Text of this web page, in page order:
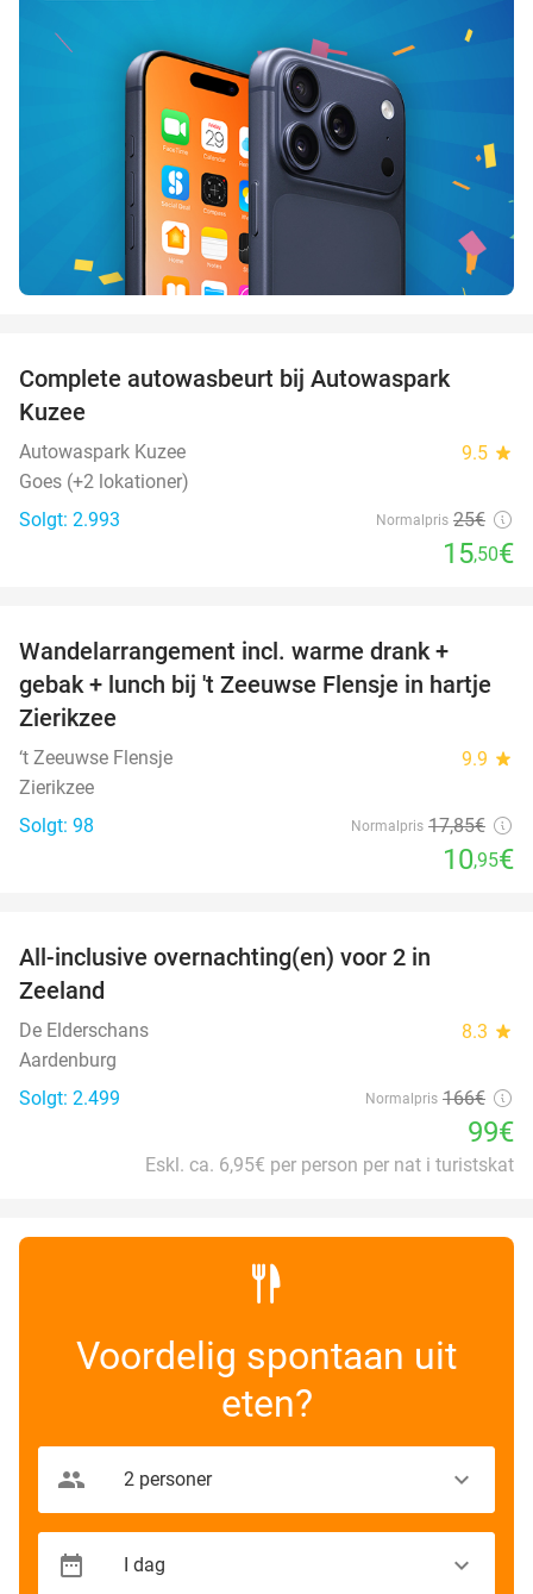
Complete autowasbeurt bij Autowaspark
Kuzee
Autowaspark Kuzee 9.5 star
Goes (+2 lokationer)
Solgt: 2.993
Normalpris 25€
15,50€
Wandelarrangement incl. warme drank +
gebak + lunch bij 't Zeeuwse Flensje in hartje
Zierikzee
‘t Zeeuwse Flensje 9.9 star
Zierikzee
Solgt: 98
Normalpris 17,85€
10,95€
All-inclusive overnachting(en) voor 2 in
Zeeland
De Elderschans 8.3 star
Aardenburg
Solgt: 2.499
Normalpris 166€
99€
Eskl. ca. 6,95€ per person per nat i turistskat
Voordelig spontaan uit
eten?